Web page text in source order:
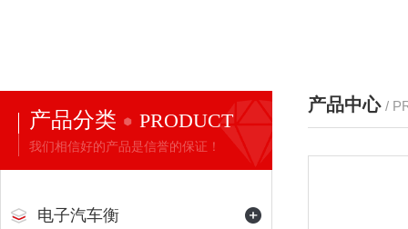
产品分类 PRODUCT
我们相信好的产品是信誉的保证！
电子汽车衡
产品中心 /